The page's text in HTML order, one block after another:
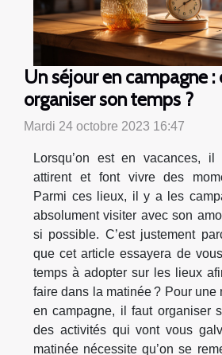
Un séjour en campagne
organiser son temps ?
Mardi 24 octobre 2023 16:47
Lorsqu’on est en vacances,
attirent et font vivre des
Parmi ces lieux, il y a les
absolument visiter avec son
si possible. C’est justement
que cet article essayera de
temps à adopter sur les lieux
faire dans la matinée ? Pour une
en campagne, il faut organiser
des activités qui vont vous
matinée nécessite qu’on se